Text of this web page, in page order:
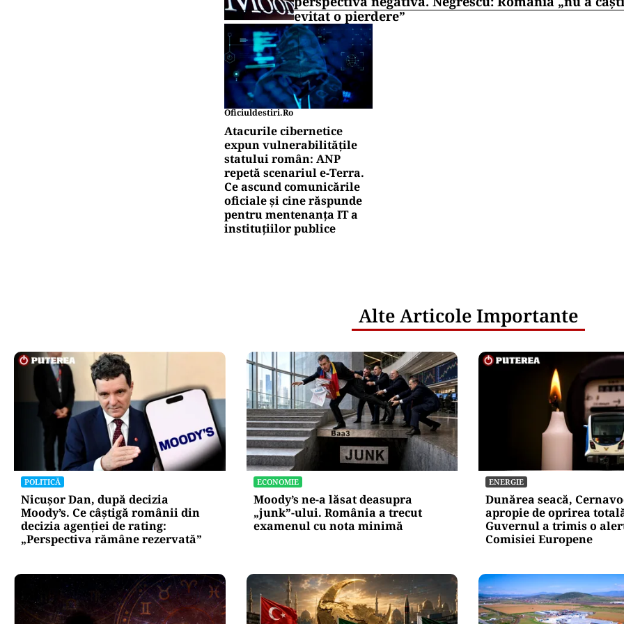
evitat o pierdere”
Oficiuldestiri.ro
Atacurile cibernetice
expun vulnerabilitățile
statului român: ANP
repetă scenariul e‑Terra.
Ce ascund comunicările
oficiale și cine răspunde
pentru mentenanța IT a
instituțiilor publice
Alte Articole Importante
POLITICĂ
Nicușor Dan, după decizia
Moody’s. Ce câștigă românii din
decizia agenției de rating:
„Perspectiva rămâne rezervată”
ECONOMIE
Moody’s ne-a lăsat deasupra
„junk”-ului. România a trecut
examenul cu nota minimă
ENERGIE
Dunărea seacă,
apropie de oprirea
Guvernul a trimis o
Comisiei Europene